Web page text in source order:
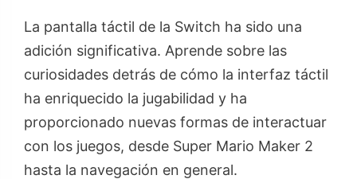
La pantalla táctil de la Switch ha sido una
adición significativa. Aprende sobre las
curiosidades detrás de cómo la interfaz táctil
ha enriquecido la jugabilidad y ha
proporcionado nuevas formas de interactuar
con los juegos, desde Super Mario Maker 2
hasta la navegación en general.